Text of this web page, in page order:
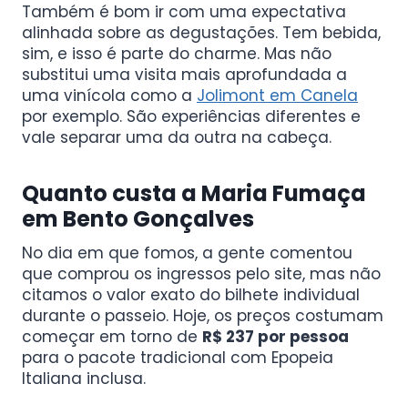
Também é bom ir com uma expectativa
alinhada sobre as degustações. Tem bebida,
sim, e isso é parte do charme. Mas não
substitui uma visita mais aprofundada a
uma vinícola como a Jolimont em Canela
por exemplo. São experiências diferentes e
vale separar uma da outra na cabeça.
Quanto custa a Maria Fumaça
em Bento Gonçalves
No dia em que fomos, a gente comentou
que comprou os ingressos pelo site, mas não
citamos o valor exato do bilhete individual
durante o passeio. Hoje, os preços costumam
começar em torno de R$ 237 por pessoa
para o pacote tradicional com Epopeia
Italiana inclusa.